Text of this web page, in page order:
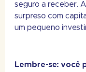
seguro a receber.
surpreso com
um pequeno
Lembre-se: você